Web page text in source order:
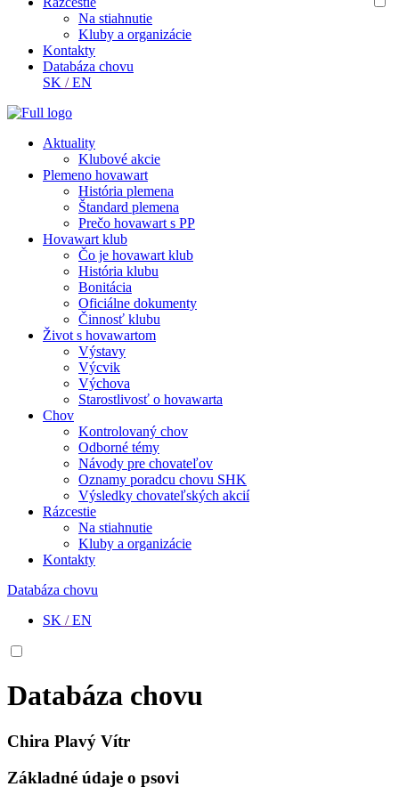
Na stiahnutie
Kluby a organizácie
Kontakty
Databáza chovu
SK /EN
Aktuality
Klubové akcie
Plemeno hovawart
História plemena
Štandard plemena
Prečo hovawart s PP
Hovawart klub
Čo je hovawart klub
História klubu
Bonitácia
Oficiálne dokumenty
Činnosť klubu
Život s hovawartom
Výstavy
Výcvik
Výchova
Starostlivosť o hovawarta
Chov
Kontrolovaný chov
Odborné témy
Návody pre chovateľov
Oznamy poradcu chovu SHK
Výsledky chovateľských akcií
Rázcestie
Na stiahnutie
Kluby a organizácie
Kontakty
Databáza chovu
SK /EN
Databáza chovu
Chira Plavý Vítr
Základné údaje o psovi